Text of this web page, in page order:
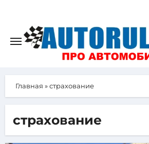
Главная »страхование
страхование